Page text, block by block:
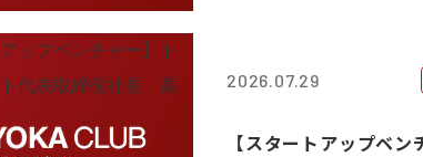
2026.07.29
【スタートアップベ